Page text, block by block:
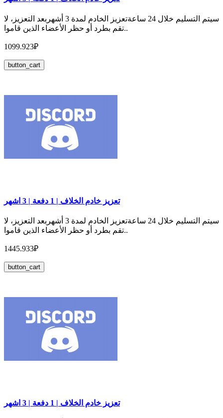
سيتم التسليم خلال 24 ساعةتعزيز الخادم لمدة 3 أشهربعد التعزيز، لا
تقم بطرد أو حظر الأعضاء الذين قاموا..
1099.923₽
button_cart
تعزيز خادم الخلاف | 1 دفعة | 3 اشهر
سيتم التسليم خلال 24 ساعةتعزيز الخادم لمدة 3 أشهربعد التعزيز، لا
تقم بطرد أو حظر الأعضاء الذين قاموا..
1445.933₽
button_cart
تعزيز خادم الخلاف | 1 دفعة | 3 اشهر